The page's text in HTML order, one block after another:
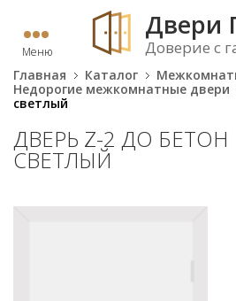
Меню
Двери
Доверие с
Главная Каталог
Недорогие межкомнатные двери
светлый
ДВЕРЬ Z-2 ДО БЕТОН
СВЕТЛЫЙ